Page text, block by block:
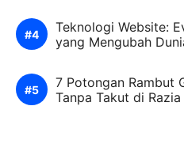
Teknologi Website:
yang Mengubah
7 Potongan Rambut
Tanpa Takut di Razia